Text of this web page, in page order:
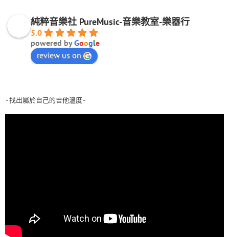
純粹音樂社 PureMusic-音樂教室-樂器行
5.0
powered byGoogle
review us on
-找出屬於自己的吉他溫度-